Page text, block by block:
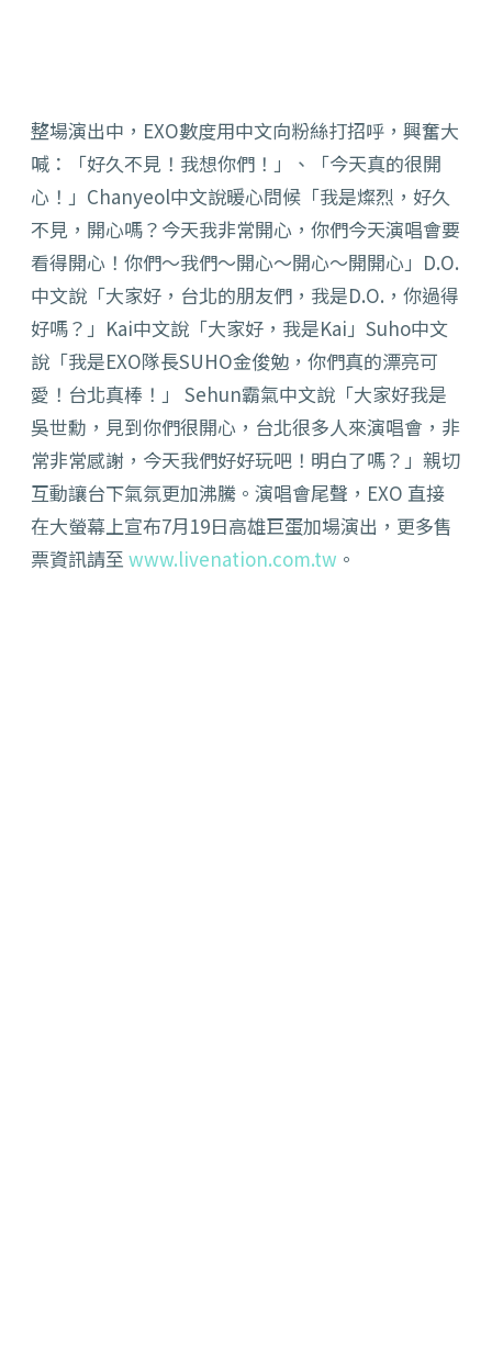
整場演出中，EXO數度用中文向粉絲打招呼，興奮大
喊：「好久不見！我想你們！」、「今天真的很開
心！」Chanyeol中文說暖心問候「我是燦烈，好久
不見，開心嗎？今天我非常開心，你們今天演唱會要
看得開心！你們～我們～開心～開心～開開心」D.O.
中文說「大家好，台北的朋友們，我是D.O.，你過得
好嗎？」Kai中文說「大家好，我是Kai」Suho中文
說「我是EXO隊長SUHO金俊勉，你們真的漂亮可
愛！台北真棒！」 Sehun霸氣中文說「大家好我是
吳世勳，見到你們很開心，台北很多人來演唱會，非
常非常感謝，今天我們好好玩吧！明白了嗎？」親切
互動讓台下氣氛更加沸騰。演唱會尾聲，EXO 直接
在大螢幕上宣布7月19日高雄巨蛋加場演出，更多售
票資訊請至 www.livenation.com.tw 。